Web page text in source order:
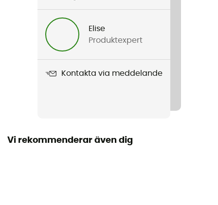
Produktnamn
Pâtes bolognaises au soja
Elise
Produktexpert
Kontakta via meddelande
Vi rekommenderar även dig